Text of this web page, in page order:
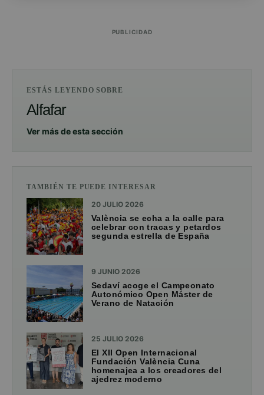
PUBLICIDAD
ESTÁS LEYENDO SOBRE
Alfafar
Ver más de esta sección
TAMBIÉN TE PUEDE INTERESAR
20 JULIO 2026
València se echa a la calle para
celebrar con tracas y petardos
segunda estrella de España
9 JUNIO 2026
Sedaví acoge el Campeonato
Autonómico Open Máster de
Verano de Natación
25 JULIO 2026
El XII Open Internacional
Fundación València Cuna
homenajea a los creadores del
ajedrez moderno